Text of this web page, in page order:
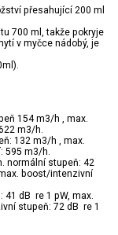
přesahující 200 ml
700 ml, takže pokryje
v myčce nádobý, je
154 m3/h , max.
m3/h.
132 m3/h , max.
595 m3/h.
normální stupeň: 42
boost/intenzivní
dB re 1 pW, max.
stupeň: 72 dB re 1